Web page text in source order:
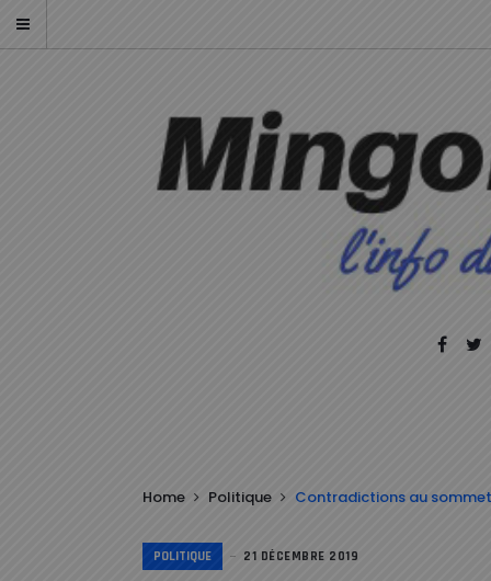
Home Politique Contradictions au
POLITIQUE 21 DÉCEMBRE 2019